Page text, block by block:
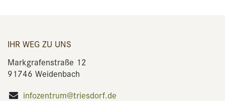
IHR WEG ZU UNS
Markgrafenstraße 12
91746 Weidenbach
infozentrum@triesdorf.de